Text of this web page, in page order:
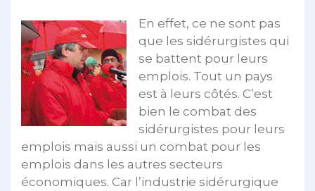
En effet, ce ne sont pas
que les sidérurgistes qui
se battent pour leurs
emplois. Tout un pays
est à leurs côtés. C’est
bien le combat des
sidérurgistes pour leurs
emplois mais aussi un combat pour les
emplois dans les autres secteurs
économiques. Car l’industrie sidérurgique